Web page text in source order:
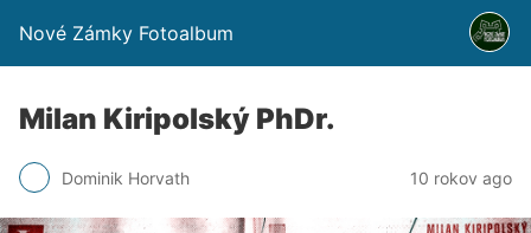
Nové Zámky Fotoalbum
Milan Kiripolský PhDr.
Dominik Horvath 10 rokov ago